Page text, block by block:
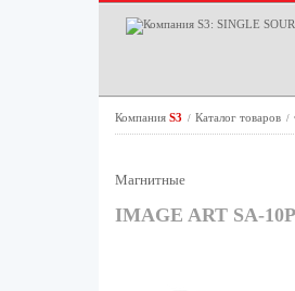
Компания S3 / Каталог товаров /
Магнитные
IMAGE ART SA-